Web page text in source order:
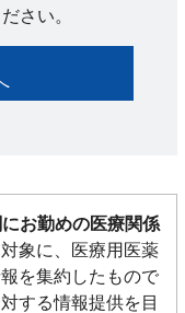
さい。
お勤めの医療関係
象に、医療用医薬
を集約したもので
する情報提供を目